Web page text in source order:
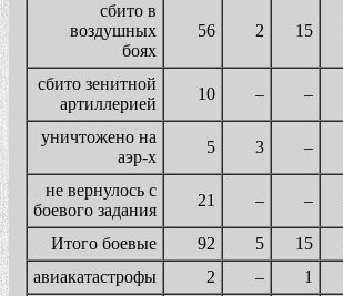
сбито в
воздушных
боях
56 2 15
сбито зенитной
артиллерией
10 – –
уничтожено на
аэр-х
5 3 –
не вернулось с
боевого задания
21 – –
Итого боевые 92 5 15
авиакатастрофы
2 – 1